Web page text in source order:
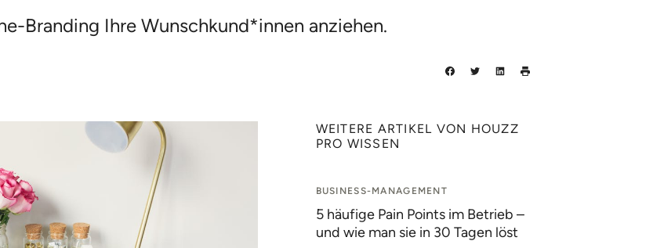
Branding Ihre Wunschkund*innen anziehen.
WEITERE ARTIKEL VON HOUZZ
PRO WISSEN
BUSINESS-MANAGEMENT
5 häufige Pain Points im Betrieb –
und wie man sie in 30 Tagen löst